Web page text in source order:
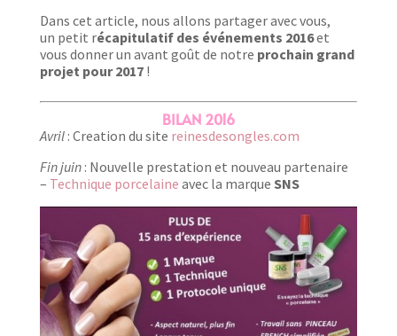
Dans cet article, nous allons partager avec vous,
un petit récapitulatif des événements 2016et
vous donner un avant goût de notre prochain grand
projet pour 2017!
BILAN 2016
Avril: Creation du site reinesdesongles.com
Fin juin: Nouvelle prestation et nouveau partenaire
– Technique porcelaine avec la marque SNS